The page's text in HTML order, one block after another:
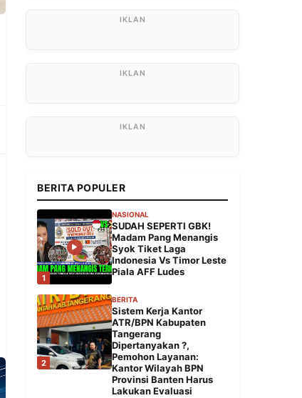
BERITA POPULER
1
NASIONAL
SUDAH SEPERTI GBK!
Madam Pang Menangis
Syok Tiket Laga
Indonesia Vs Timor Leste
Piala AFF Ludes
2
BERITA
Sistem Kerja Kantor
ATR/BPN Kabupaten
Tangerang
Dipertanyakan ?,
Pemohon Layanan:
Kantor Wilayah BPN
Provinsi Banten Harus
Lakukan Evaluasi